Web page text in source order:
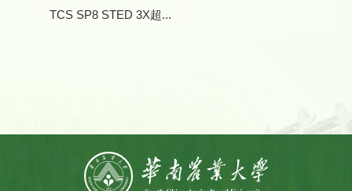
TCS SP8 STED 3X超...